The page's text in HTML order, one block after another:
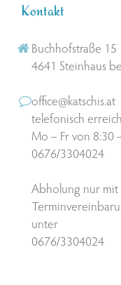
Kontakt
Buchhofstraße 15
4641 Steinhaus
office@katschis.at
telefonisch
Mo – Fr von 8:30
0676/3304024
Abholung nur mit
unter
0676/3304024